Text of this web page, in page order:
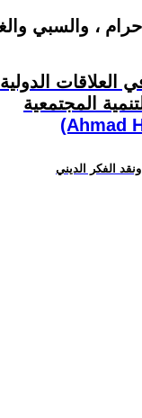
الدولية
(Ahmad
الفكر الديني